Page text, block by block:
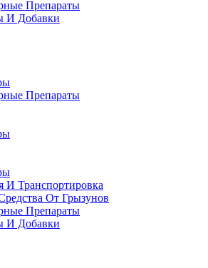
Препараты
И Добавки
Препараты
И Транспортировка
От Грызунов
Препараты
И Добавки